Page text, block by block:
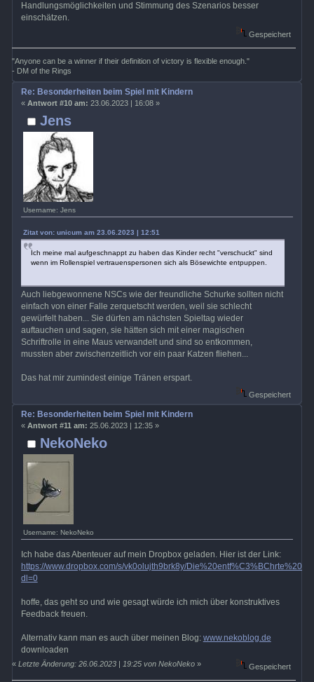
Handlungsmöglichkeiten und Stimmung des Szenarios besser
einschätzen.
Gespeichert
"Anyone can be a winner if their definition of victory is flexible enough."
- DM of the Rings
Jens
Username: Jens
Re: Besonderheiten beim Spiel mit Kindern
« Antwort #10 am: 23.06.2023 | 16:08 »
Zitat von: unicum am 23.06.2023 | 12:51
Ich meine mal aufgeschnappt zu haben das Kinder recht "verschuckt" sind
wenn im Rollenspiel vertrauenspersonen sich als Bösewichte entpuppen.
Auch liebgewonnene NSCs wie der freundliche Schurke sollten nicht
einfach von einer Falle zerquetscht werden, weil sie schlecht
gewürfelt haben... Sie dürfen am nächsten Spieltag wieder
auftauchen und sagen, sie hätten sich mit einer magischen
Schriftrolle in eine Maus verwandelt und sind so entkommen,
mussten aber zwischenzeitlich vor ein paar Katzen fliehen...
Das hat mir zumindest einige Tränen erspart.
Gespeichert
NekoNeko
Username: NekoNeko
Re: Besonderheiten beim Spiel mit Kindern
« Antwort #11 am: 25.06.2023 | 12:35 »
Ich habe das Abenteuer auf mein Dropbox geladen. Hier ist der Link:
https://www.dropbox.com/s/vk0olujth9brk8y/
dl=0
hoffe, das geht so und wie gesagt würde ich mich über konstruktives
Feedback freuen.
Alternativ kann man es auch über meinen Blog: www.nekoblog.de
downloaden
«Letzte Änderung: 26.06.2023 | 19:25 von NekoNeko » Gespeichert